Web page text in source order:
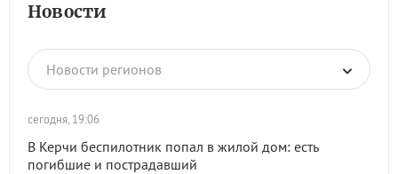
Новости
Новости регионов
сегодня, 19:06
В Керчи беспилотник попал в жилой дом: есть
погибшие и пострадавший